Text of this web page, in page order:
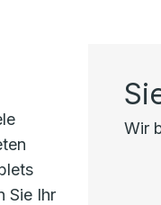
Sie Ihr
Wir